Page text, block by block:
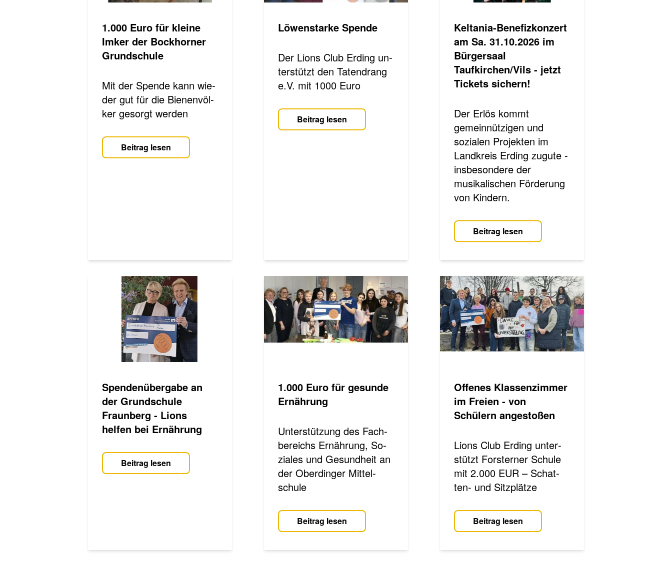
1.000 Euro für klei­ne
Imker der Bockhorner
Grundschule
Mit der Spende kann wie­
der gut für die Bie­nen­völ­
ker gesorgt werden­
Beitrag lesen
Lö­wen­star­ke Spen­de
Der Lions Club Er­ding un­
ter­stützt den Ta­ten­drang
e.V. mit 1000 Euro
Beitrag lesen
Keltania-Benefizkonzert
am Sa. 31.10.2026 im
Bürgersaal
Taufkirchen/Vils - jetzt
Tickets sichern!
Der Erlös kommt
gemeinnützigen und
sozialen Projekten im
Landkreis Erding zugute -
insbesondere der
musikalischen Förderung
von Kindern.
Beitrag lesen
Spendenübergabe an
der Grundschule
Fraunberg - Lions
helfen bei Ernährung
Beitrag lesen
1.000 Euro für ge­sun­de
Er­näh­rung
Unterstützung des Fach­
be­reichs Er­näh­rung, So­
zia­les und Ge­sund­heit an
der Ober­din­ger Mit­tel­
schu­le
Beitrag lesen
Of­fe­nes Klas­sen­zim­mer
im Frei­en - von
Schülern angestoßen
Lions Club Er­ding un­ter­
stützt Fors­ter­ner Schu­le
mit 2.000 EUR – Schat­
ten- und Sitz­plät­ze
Beitrag lesen